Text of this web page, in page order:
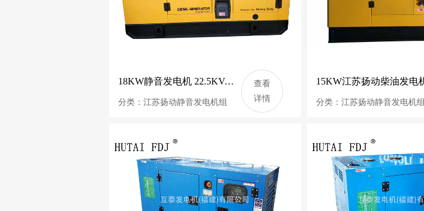
18KW静音发电机 22.5KVA江苏扬动柴油发电机组 Y490D
分类：江苏扬动静音发电机组
查看
详情
分类：江苏扬动静音发电机组